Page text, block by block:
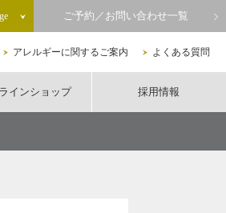
アレルギーに関するご案内 よくある質問
インショップ 採用情報
ご予約／お問い合わせ一覧